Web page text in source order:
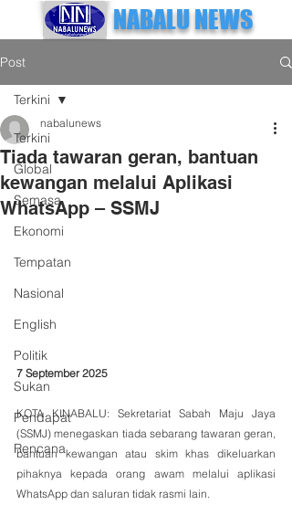
NABALU NEWS
Post
Terkini
Global
Semasa
Ekonomi
Tempatan
Nasional
English
Politik
Sukan
Pendapat
Rencana
Terkini
Tiada tawaran geran, bantuan
kewangan melalui Aplikasi
WhatsApp – SSMJ
nabalunews
7 September 2025
KOTA KINABALU: Sekretariat Sabah Maju Jaya
(SSMJ) menegaskan tiada sebarang tawaran geran,
bantuan kewangan atau skim khas dikeluarkan
pihaknya kepada orang awam melalui aplikasi
WhatsApp dan saluran tidak rasmi lain.